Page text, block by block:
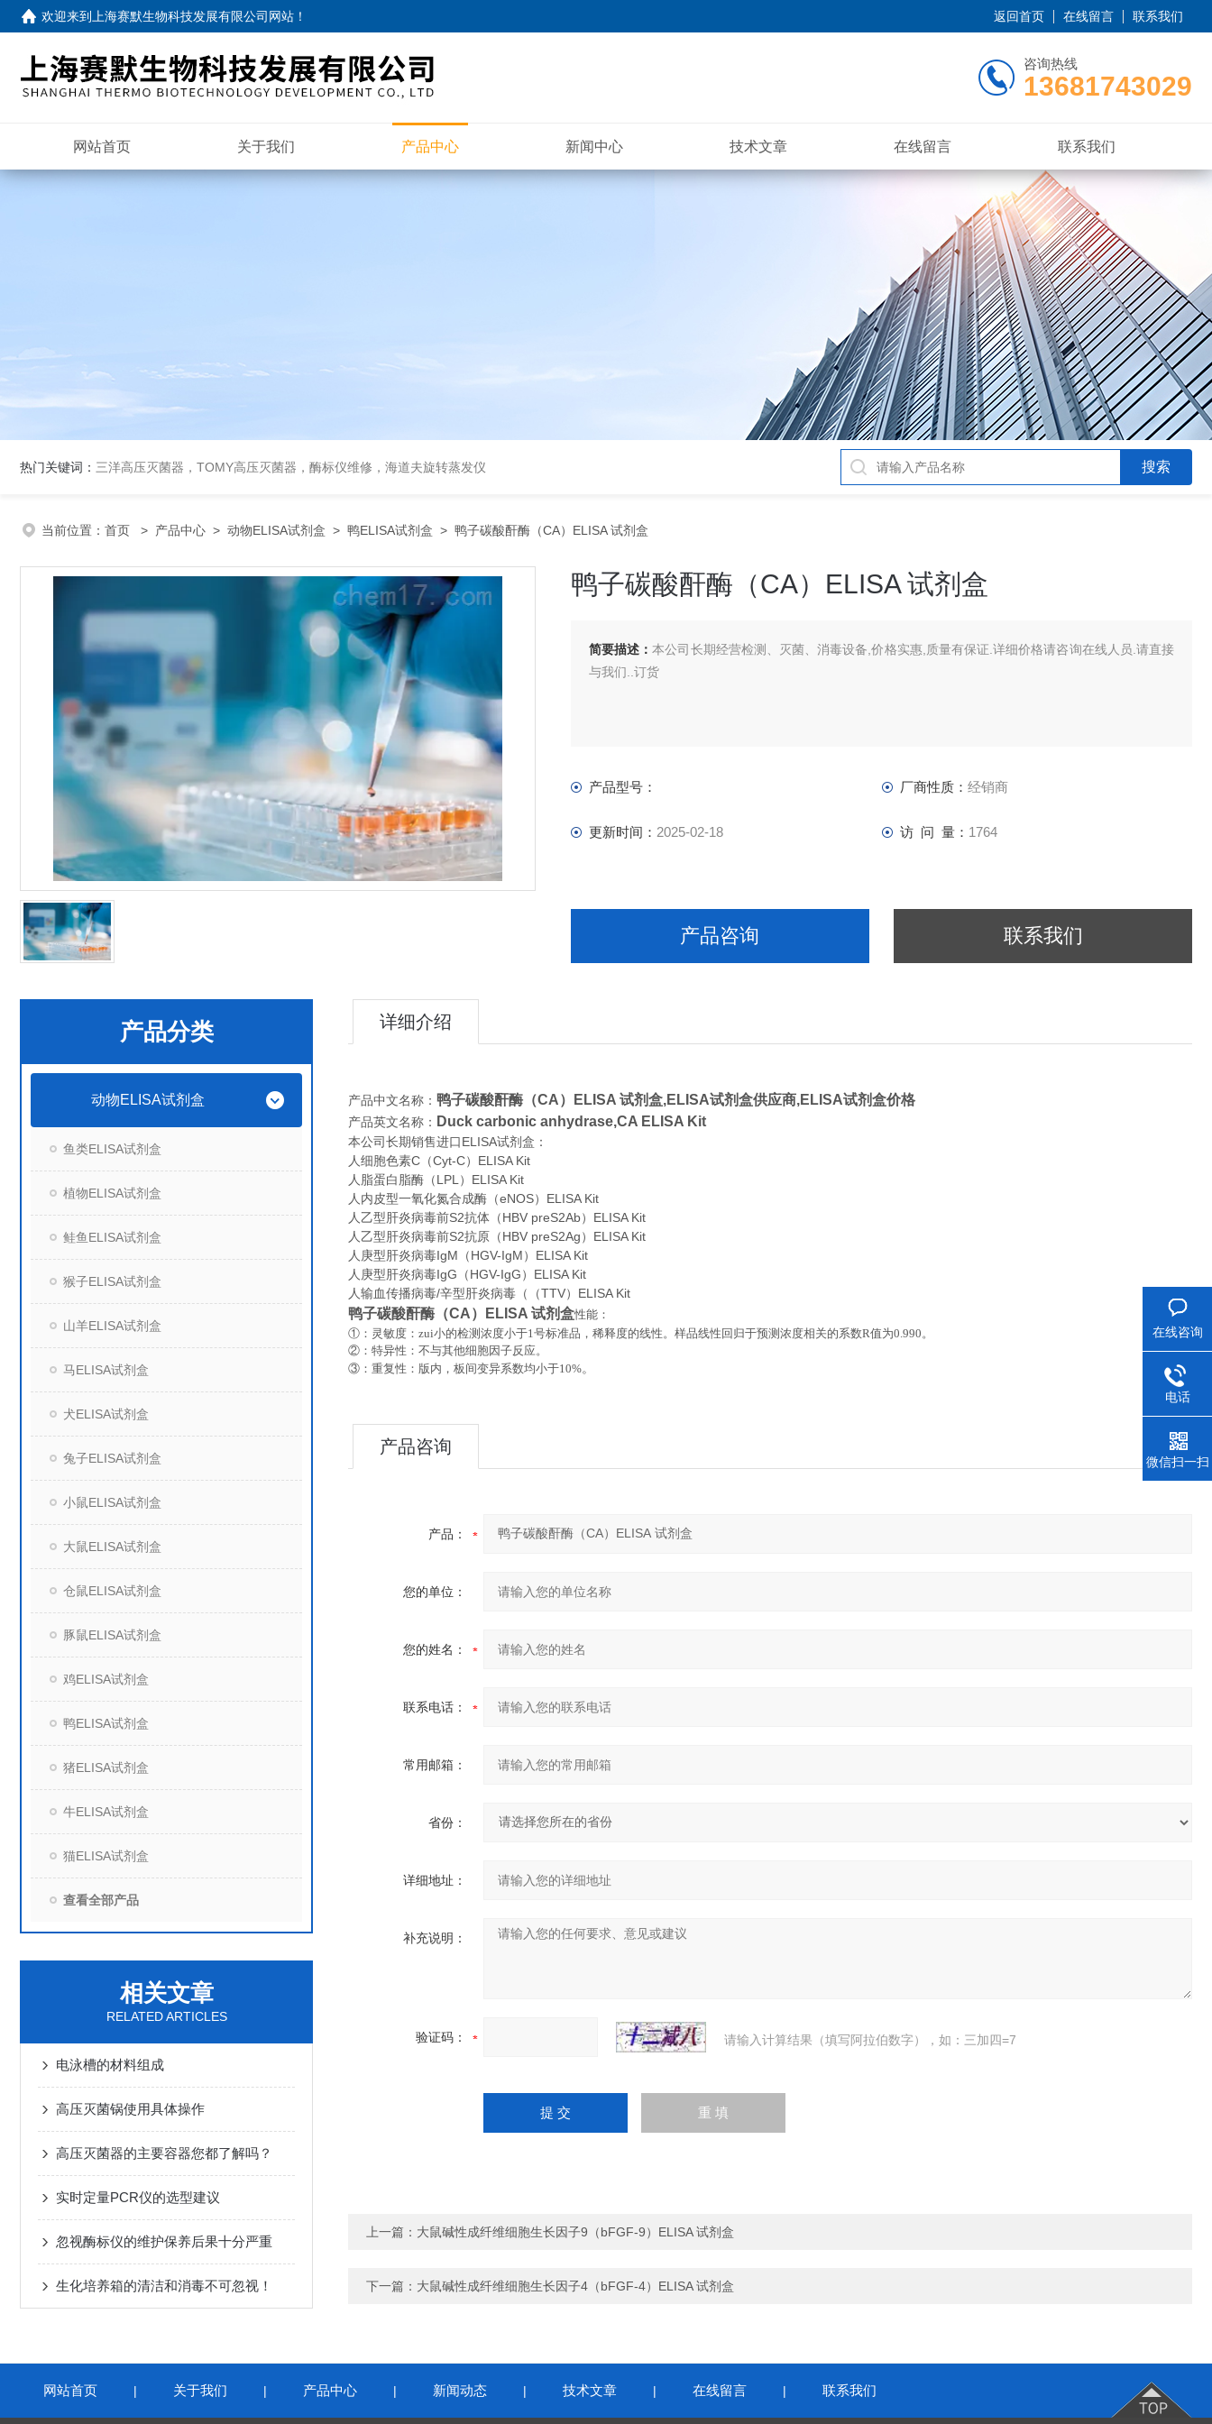
欢迎来到 上海赛默生物科技发展有限公司网站 ！ 返回首页 在线留言 联系我们
咨询热线
13681743029
网站首页 关于我们 产品中心 新闻中心 技术文章 在线留言 联系我们
热门关键词： 三洋高压灭菌器，TOMY高压灭菌器，酶标仪维修，海道夫旋转蒸发仪
当前位置： 首页 > 产品中心 > 动物ELISA试剂盒 > 鸭ELISA试剂盒 > 鸭子碳酸酐酶（CA）ELISA 试剂盒
鸭子碳酸酐酶（CA）ELISA 试剂盒
简要描述：本公司长期经营检测、灭菌、消毒设备,价格实惠,质量有保证.详细价格请咨询在线人员.请直接
与我们..订货
产品型号： 厂商性质： 经销商
更新时间： 2025-02-18 访 问 量： 1764
产品咨询 联系我们
产品分类
动物ELISA试剂盒
鱼类ELISA试剂盒
植物ELISA试剂盒
鲑鱼ELISA试剂盒
猴子ELISA试剂盒
山羊ELISA试剂盒
马ELISA试剂盒
犬ELISA试剂盒
兔子ELISA试剂盒
小鼠ELISA试剂盒
大鼠ELISA试剂盒
仓鼠ELISA试剂盒
豚鼠ELISA试剂盒
鸡ELISA试剂盒
鸭ELISA试剂盒
猪ELISA试剂盒
牛ELISA试剂盒
猫ELISA试剂盒
查看全部产品
相关文章
RELATED ARTICLES
电泳槽的材料组成
高压灭菌锅使用具体操作
高压灭菌器的主要容器您都了解吗？
实时定量PCR仪的选型建议
忽视酶标仪的维护保养后果十分严重
生化培养箱的清洁和消毒不可忽视！
详细介绍
产品中文名称： 鸭子碳酸酐酶（CA）ELISA 试剂盒,ELISA试剂盒供应商,ELISA试剂盒价格
产品英文名称： Duck carbonic anhydrase,CA ELISA Kit
本公司长期销售进口ELISA试剂盒：
人细胞色素C（Cyt-C）ELISA Kit
人脂蛋白脂酶（LPL）ELISA Kit
人内皮型一氧化氮合成酶（eNOS）ELISA Kit
人乙型肝炎病毒前S2抗体（HBV preS2Ab）ELISA Kit
人乙型肝炎病毒前S2抗原（HBV preS2Ag）ELISA Kit
人庚型肝炎病毒IgM（HGV-IgM）ELISA Kit
人庚型肝炎病毒IgG（HGV-IgG）ELISA Kit
人输血传播病毒/辛型肝炎病毒（（TTV）ELISA Kit
鸭子碳酸酐酶（CA）ELISA 试剂盒性能：
①：灵敏度：zui小的检测浓度小于1号标准品，稀释度的线性。样品线性回归于预测浓度相关的系数R值为0.990。
②：特异性：不与其他细胞因子反应。
③：重复性：版内，板间变异系数均小于10%。
产品咨询
产品：
您的单位：
您的姓名：
联系电话：
常用邮箱：
省份：
详细地址：
补充说明：
验证码： 请输入计算结果（填写阿拉伯数字），如：三加四=7
上一篇： 大鼠碱性成纤维细胞生长因子9（bFGF-9）ELISA 试剂盒
下一篇： 大鼠碱性成纤维细胞生长因子4（bFGF-4）ELISA 试剂盒
网站首页 | 关于我们 | 产品中心 | 新闻动态 | 技术文章 | 在线留言 | 联系我们
在线咨询
电话
微信扫一扫